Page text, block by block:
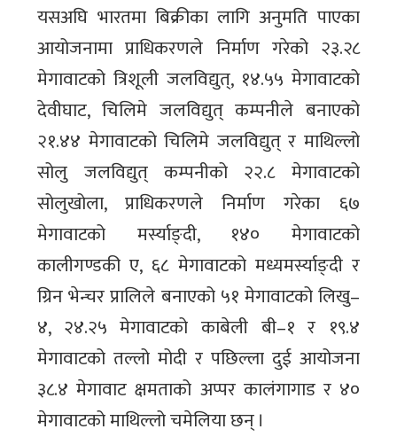
यसअघि भारतमा बिक्रीका लागि अनुमति पाएका
आयोजनामा प्राधिकरणले निर्माण गरेको २३.२८
मेगावाटको त्रिशूली जलविद्युत्, १४.५५ मेगावाटको
देवीघाट, चिलिमे जलविद्युत् कम्पनीले बनाएको
२१.४४ मेगावाटको चिलिमे जलविद्युत् र माथिल्लो
सोलु जलविद्युत् कम्पनीको २२.८ मेगावाटको
सोलुखोला, प्राधिकरणले निर्माण गरेका ६७
मेगावाटको मर्स्याङ्दी, १४० मेगावाटको
कालीगण्डकी ए, ६८ मेगावाटको मध्यमर्स्याङ्दी र
ग्रिन भेन्चर प्रालिले बनाएको ५१ मेगावाटको लिखु–
४, २४.२५ मेगावाटको काबेली बी–१ र १९.४
मेगावाटको तल्लो मोदी र पछिल्ला दुई आयोजना
३८.४ मेगावाट क्षमताको अप्पर कालंगागाड र ४०
मेगावाटको माथिल्लो चमेलिया छन् ।